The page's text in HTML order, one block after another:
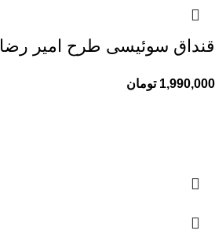
قنداق سوئیسی طرح امیر رضا
1,990,000 تومان